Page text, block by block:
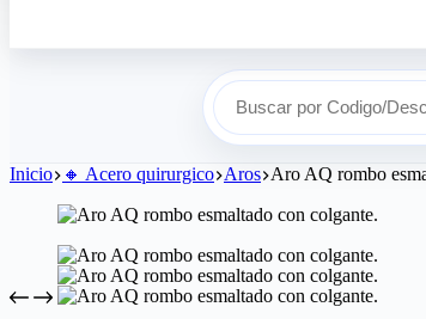
Buscar por Codigo/
Inicio 🔸​ Acero quirurgico Aros Aro AQ rombo